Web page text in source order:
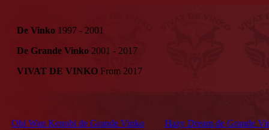
De Vinko 1997 - 2001
De Grande Vinko 2001 - 2017
VIVAT DE VINKO From 2017
Obi Wan Kenobi de Grande Vinko Hazy Dream de Grande